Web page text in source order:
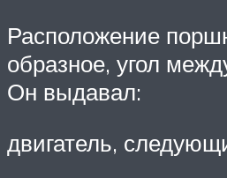
Расположение
образное, угол
Он выдавал:
двигатель,